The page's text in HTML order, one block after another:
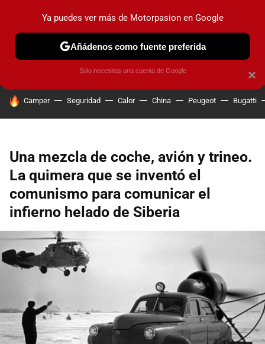
PRUEBAS COCHES ELÉCTRICOS OBSERVATORIO
HOY SE HABLA DE
Camper Seguridad Calor China Peugeot Bugatti
Una mezcla de coche, avión y trineo.
La quimera que se inventó el
comunismo para comunicar el
infierno helado de Siberia
×
Ya puedes ver más de Motorpasion en Google
Añádenos como fuente preferida
Solo necesitas una cuenta de Google